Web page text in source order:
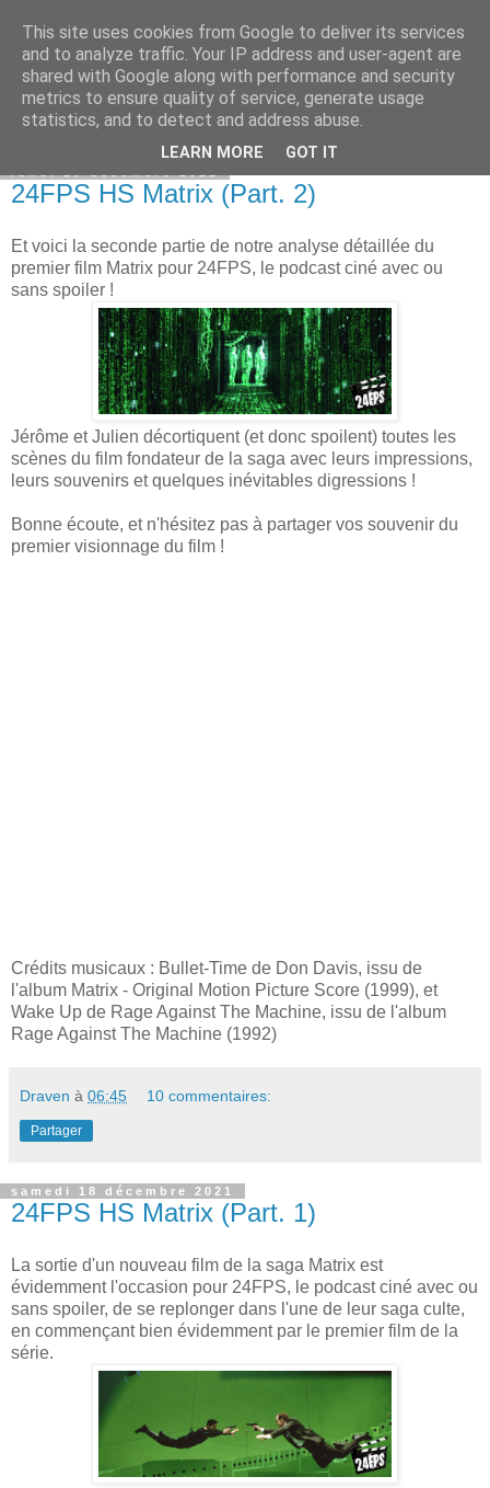
Bepod
24FPS HS Matrix (Part. 2)
Et voici la seconde partie de notre analyse détaillée du
premier film Matrix pour 24FPS, le podcast ciné avec ou
sans spoiler !
Jérôme et Julien décortiquent (et donc spoilent) toutes les
scènes du film fondateur de la saga avec leurs impressions,
leurs souvenirs et quelques inévitables digressions !
Bonne écoute, et n'hésitez pas à partager vos souvenir du
premier visionnage du film !
Crédits musicaux : Bullet-Time de Don Davis, issu de
l'album Matrix - Original Motion Picture Score (1999), et
Wake Up de Rage Against The Machine, issu de l'album
Rage Against The Machine (1992)
Draven à 06:45 10 commentaires:
Partager
samedi 18 décembre 2021
24FPS HS Matrix (Part. 1)
La sortie d'un nouveau film de la saga Matrix est
évidemment l'occasion pour 24FPS, le podcast ciné avec ou
sans spoiler, de se replonger dans l'une de leur saga culte,
en commençant bien évidemment par le premier film de la
série.
This site uses cookies from Google to deliver its services
and to analyze traffic. Your IP address and user-agent are
shared with Google along with performance and security
metrics to ensure quality of service, generate usage
statistics, and to detect and address abuse.
LEARN MORE GOT IT